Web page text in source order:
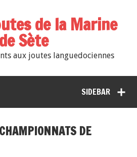
de la Marine
de Sète
aux joutes languedociennes
SIDEBAR
DE